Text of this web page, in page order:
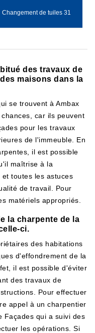
Changement de tuiles 31
des travaux de
maisons dans la
se trouvent à Ambax
car ils peuvent
pour les travaux
de l'immeuble. En
il est possible
maîtrise à la
toutes les astuces
de travail. Pour
matériels appropriés.
la charpente de la
ci.
des habitations
d'effondrement de la
il est possible d'éviter
des travaux de
Pour effectuer
appel à un charpentier
Façades qui a suivi des
les opérations. Si